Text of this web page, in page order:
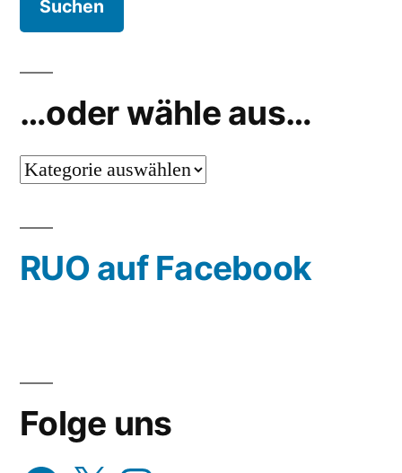
…oder wähle aus…
…
aus…
RUO auf Facebook
Folge uns